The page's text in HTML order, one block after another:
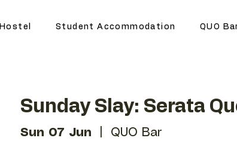
Hostel Student Accommodation QUO
Sunday Slay: Serata
Sun 07 Jun QUO Bar